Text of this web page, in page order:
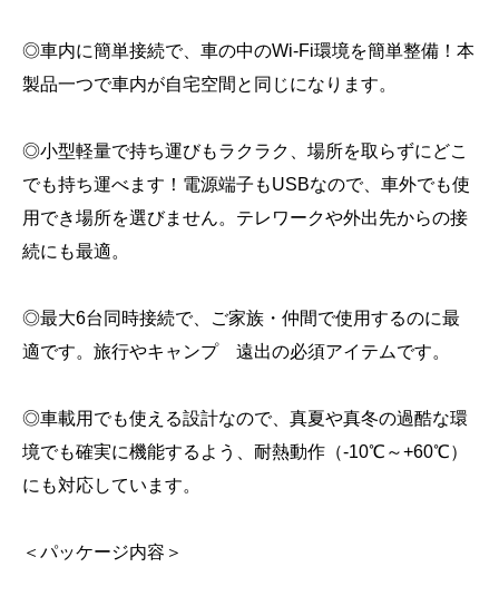
◎車内に簡単接続で、車の中のWi-Fi環境を簡単整備！本
製品一つで車内が自宅空間と同じになります。
◎小型軽量で持ち運びもラクラク、場所を取らずにどこ
でも持ち運べます！電源端子もUSBなので、車外でも使
用でき場所を選びません。テレワークや外出先からの接
続にも最適。
◎最大6台同時接続で、ご家族・仲間で使用するのに最
適です。旅行やキャンプ 遠出の必須アイテムです。
◎車載用でも使える設計なので、真夏や真冬の過酷な環
境でも確実に機能するよう、耐熱動作（-10℃～+60℃）
にも対応しています。
＜パッケージ内容＞